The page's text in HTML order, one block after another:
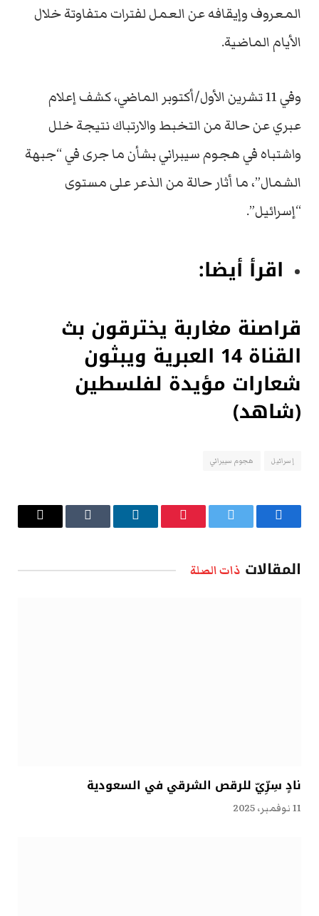
المعروف وإيقافه عن العمل لفترات متفاوتة خلال
الأيام الماضية.
وفي 11 تشرين الأول/أكتوبر الماضي، كشف إعلام
عبري عن حالة من التخبط والارتباك نتيجة خلل
واشتباه في هجوم سيبراني بشأن ما جرى في “جبهة
الشمال”، ما أثار حالة من الذعر على مستوى
“إسرائيل”.
اقرأ أيضا:
قراصنة مغاربة يخترقون بث
القناة 14 العبرية ويبثون
شعارات مؤيدة لفلسطين
(شاهد)
إسرائيل هجوم سيبراني
فيسبوك تويتر بينتيريستلينكدإن Tumblr
البريد
المقالات ذات الصلة
نادٍ سِرِّيّ للرقص الشرقي في السعودية
11 نوفمبر، 2025